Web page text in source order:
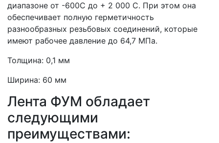
диапазоне от -600С до + 2 000 С. При этом она
обеспечивает полную герметичность
разнообразных резьбовых соединений, которые
имеют рабочее давление до 64,7 МПа.
Толщина: 0,1 мм
Ширина: 60 мм
Лента ФУМ обладает
следующими
преимуществами: